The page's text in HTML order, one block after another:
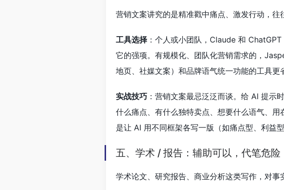
营销文案讲究的是精准戳中痛点、激发行动，往
工具选择 ：个人或小团队，Claude 和
它的强项。有规模化、团队化营销需求的，
地页、社媒文案）和品牌语气统一功能的工具更
实战技巧 ：营销文案最忌泛泛而谈。给 AI 提示
什么痛点、有什么独特卖点、想要什么语气、
是让 AI 用不同框架各写一版（如痛点型、利益
五、学术 / 报告：辅助可以，代笔危险
学术论文、研究报告、商业分析这类写作，对事